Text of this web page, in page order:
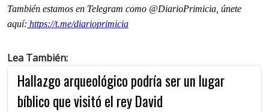
También estamos en Telegram como @DiarioPrimicia, únete
aquí: https://t.me/diarioprimicia
Lea También:
Hallazgo arqueológico podría ser un lugar
bíblico que visitó el rey David